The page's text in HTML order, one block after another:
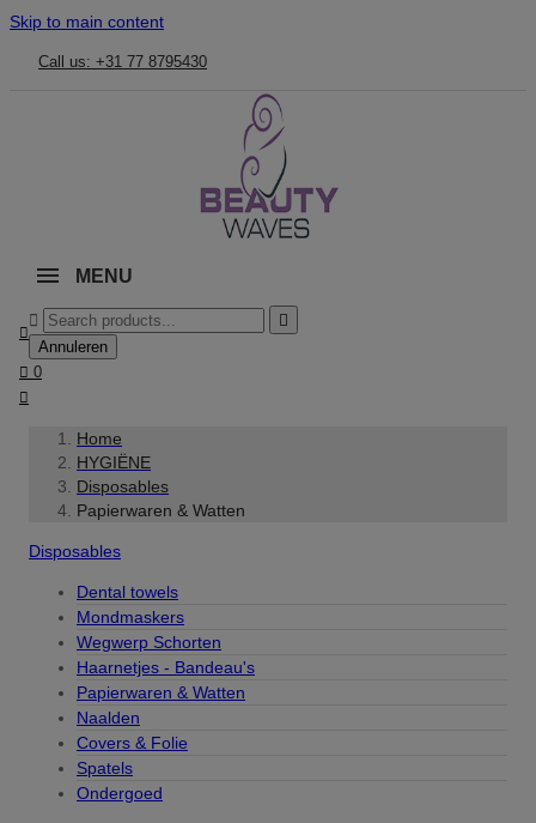
Skip to main content
Call us: +31 77 8795430
MENU



Annuleren
 0

Home
HYGIËNE
Disposables
Papierwaren & Watten
Disposables
Dental towels
Mondmaskers
Wegwerp Schorten
Haarnetjes - Bandeau's
Papierwaren & Watten
Naalden
Covers & Folie
Spatels
Ondergoed